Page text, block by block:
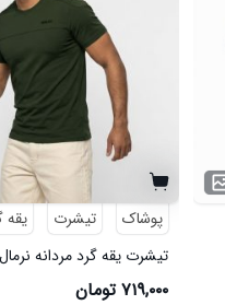
پوشاک
تیشرت
یقه
تیشرت یقه گرد مردانه
یک رو سبز تیره Versace مدل 50958
۷۱۹,۰۰۰ تومان